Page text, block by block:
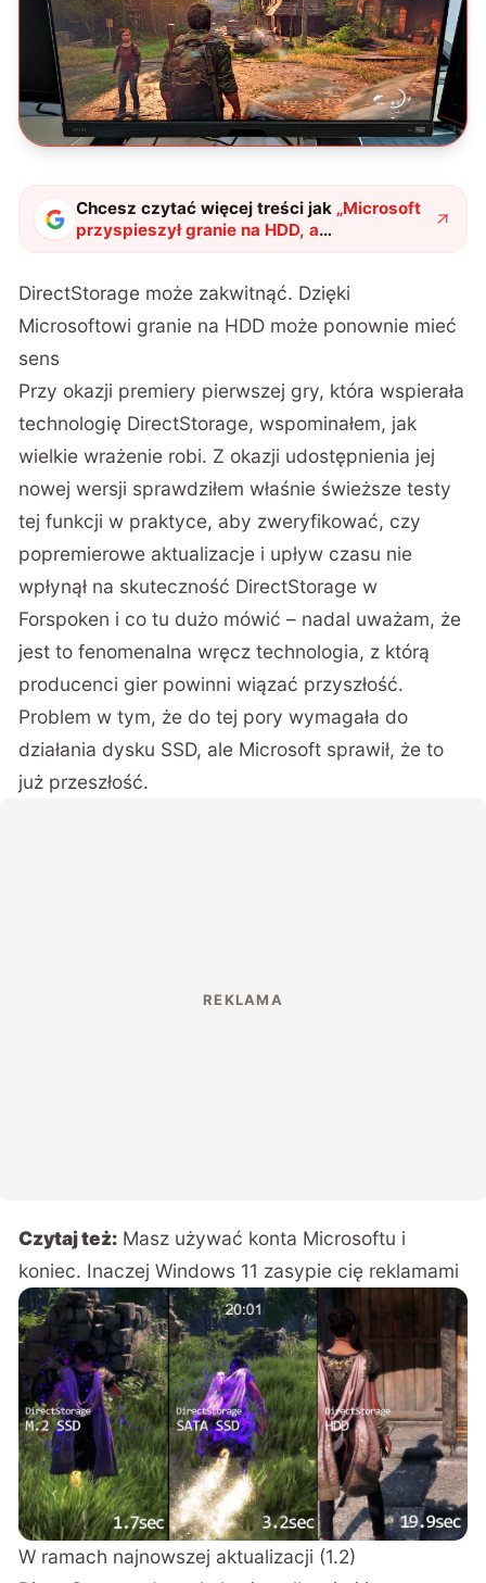
Chcesz czytać więcej treści jak „Microsoft
przyspieszył granie na HDD, a
odpowiednich gier jak nie było, tak nie ma"?
DirectStorage może zakwitnąć. Dzięki
Microsoftowi granie na HDD może ponownie mieć
sens
Przy okazji premiery pierwszej gry, która wspierała
technologię DirectStorage, wspominałem, jak
wielkie wrażenie robi. Z okazji udostępnienia jej
nowej wersji sprawdziłem właśnie świeższe testy
tej funkcji w praktyce, aby zweryfikować, czy
popremierowe aktualizacje i upływ czasu nie
wpłynął na skuteczność DirectStorage w
Forspoken i co tu dużo mówić – nadal uważam, że
jest to fenomenalna wręcz technologia, z którą
producenci gier powinni wiązać przyszłość.
Problem w tym, że do tej pory wymagała do
działania dysku SSD, ale Microsoft sprawił, że to
już przeszłość.
Czytaj też: Masz używać konta Microsoftu i
koniec. Inaczej Windows 11 zasypie cię reklamami
W ramach najnowszej aktualizacji (1.2)